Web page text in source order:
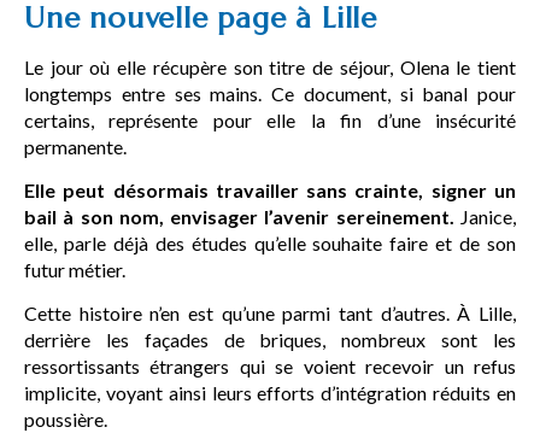
Une nouvelle page à Lille
Le jour où elle récupère son titre de séjour, Olena le tient
longtemps entre ses mains. Ce document, si banal pour
certains, représente pour elle la fin d’une insécurité
permanente.
Elle peut désormais travailler sans crainte, signer un
bail à son nom, envisager l’avenir sereinement. Janice,
elle, parle déjà des études qu’elle souhaite faire et de son
futur métier.
Cette histoire n’en est qu’une parmi tant d’autres. À Lille,
derrière les façades de briques, nombreux sont les
ressortissants étrangers qui se voient recevoir un refus
implicite, voyant ainsi leurs efforts d’intégration réduits en
poussière.